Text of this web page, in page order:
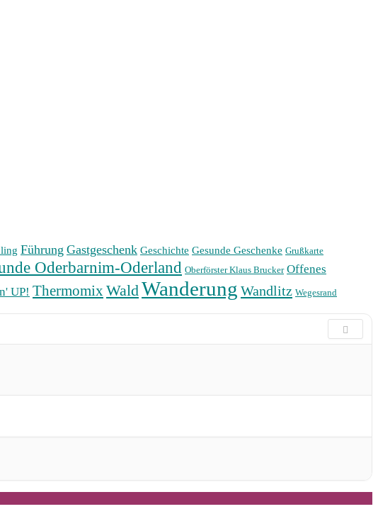
Führung Gastgeschenk Geschichte Gesunde Geschenke Grußkarte
Oderbarnim-Oderland Oberförster Klaus Brucker Offenes
UP! Thermomix Wald Wanderung Wandlitz Wegesrand